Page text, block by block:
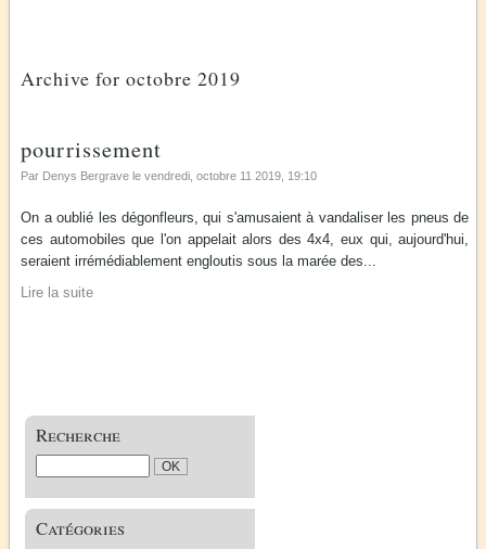
Archive for octobre 2019
pourrissement
Par Denys Bergrave levendredi, octobre 11 2019 , 19:10
On a oublié les dégonfleurs, qui s'amusaient à vandaliser les pneus de
ces automobiles que l'on appelait alors des 4x4, eux qui, aujourd'hui,
seraient irrémédiablement engloutis sous la marée des...
Lire la suite
Recherche
Catégories